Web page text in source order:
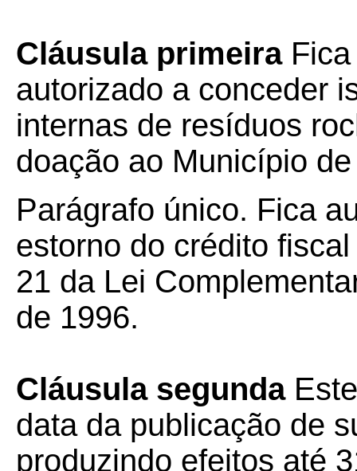
Cláusula primeiraFica
autorizado a conceder
internas de resíduos
doação ao Município
Parágrafo único. Fica
estorno do crédito
21 da Lei
de 1996.
Cláusula segunda
data da publicação de
produzindo efeitos até